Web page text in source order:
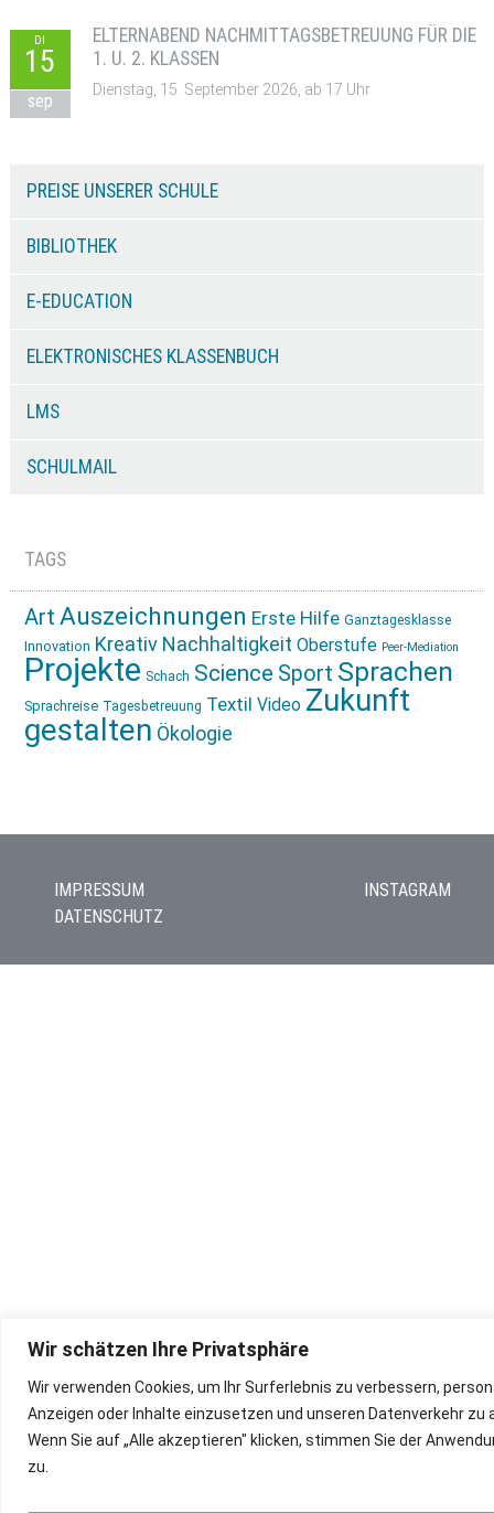
Wir schätzen Ihre Privatsphäre
Wir verwenden Cookies, um Ihr Surferlebnis zu verbessern,
Anzeigen oder Inhalte einzusetzen und unseren Datenverkehr zu
Wenn Sie auf „Alle akzeptieren" klicken, stimmen Sie der
zu.
DI
15
sep
ELTERNABEND NACHMITTAGSBETREUUNG FÜR DIE
1. U. 2. KLASSEN
Dienstag, 15. September 2026, ab 17 Uhr
PREISE UNSERER SCHULE
BIBLIOTHEK
E-EDUCATION
ELEKTRONISCHES KLASSENBUCH
LMS
SCHULMAIL
TAGS
Art Auszeichnungen Erste Hilfe Ganztagesklasse
Innovation Kreativ Nachhaltigkeit Oberstufe Peer-Mediation
Projekte Schach Science Sport Sprachen
Sprachreise Tagesbetreuung Textil Video Zukunft
gestalten Ökologie
IMPRESSUM
DATENSCHUTZ
INSTAGRAM